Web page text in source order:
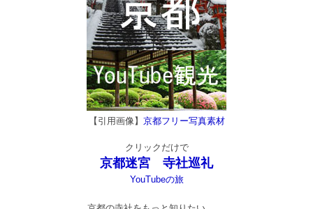
【引用画像】 京都フリー写真素材
クリックだけで
京都迷宮 寺社巡礼
YouTubeの旅